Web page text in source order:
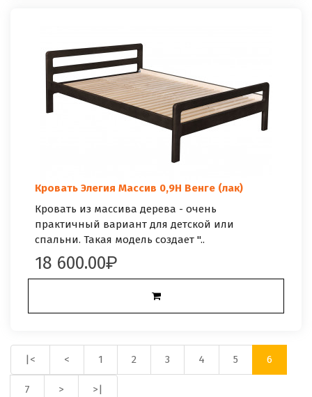
Кровать Элегия Массив 0,9Н Венге (лак)
Кровать из массива дерева - очень
практичный вариант для детской или
спальни. Такая модель создает "..
18 600.00
|< < 1 2 3 4 5 6
7 > >|